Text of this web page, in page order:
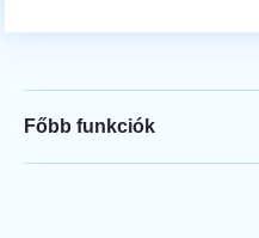
Főbb funkciók